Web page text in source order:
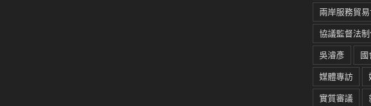
兩岸服務貿
協議監督法
吳濬彥
國
媒體專訪
實質審議